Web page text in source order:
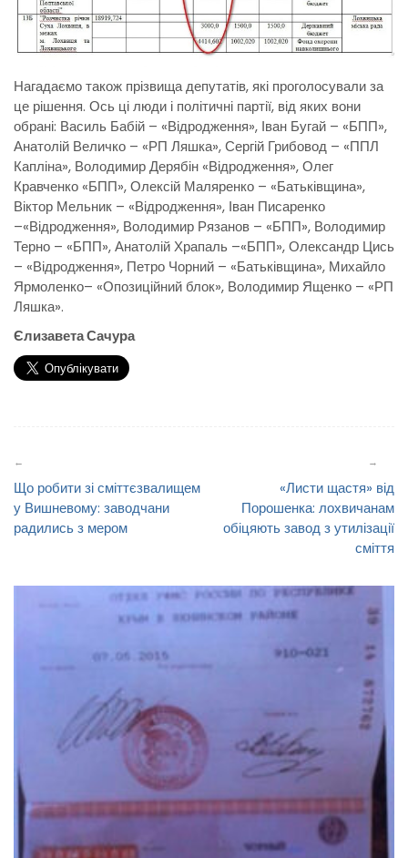
Нагадаємо також прізвища депутатів, які проголосували за
це рішення. Ось ці люди і політичні партії, від яких вони
обрані: Василь Бабій – «Відродження», Іван Бугай – «БПП»,
Анатолій Величко – «РП Ляшка», Сергій Грибовод – «ППЛ
Капліна», Володимир Дерябін «Відродження», Олег
Кравченко «БПП», Олексій Маляренко – «Батьківщина»,
Віктор Мельник – «Відродження», Іван Писаренко
–«Відродження», Володимир Рязанов – «БПП», Володимир
Терно – «БПП», Анатолій Храпаль –«БПП», Олександр Цись
– «Відродження», Петро Чорний – «Батьківщина», Михайло
Ярмоленко– «Опозиційний блок», Володимир Ященко – «РП
Ляшка».
Єлизавета Сачура
Що робити зі сміттєзвалищем
у Вишневому: заводчани
радились з мером
«Листи щастя» від
Порошенка: лохвичанам
обіцяють завод з утилізації
сміття